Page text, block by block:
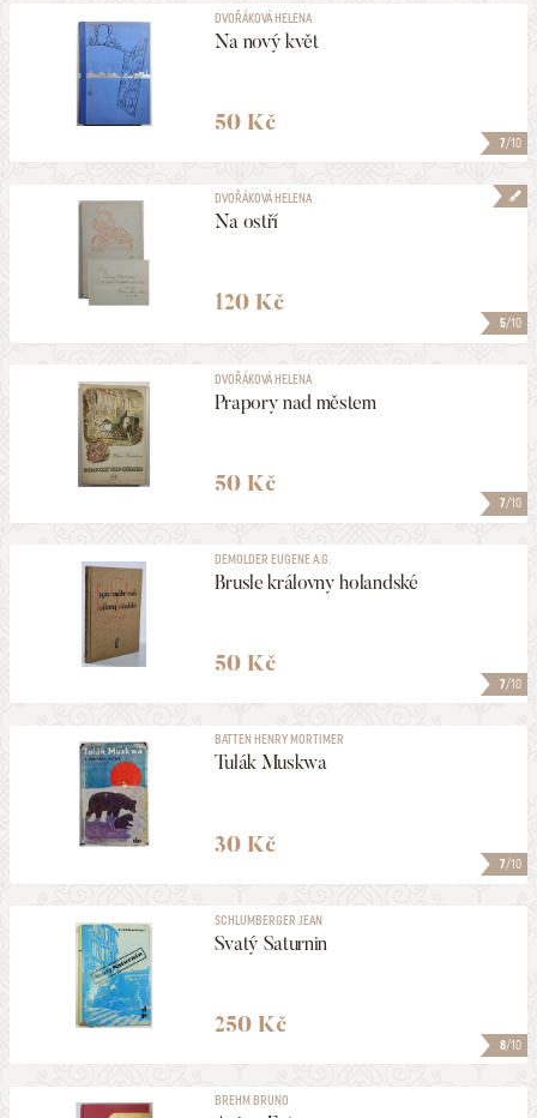
7/10
DVOŘÁKOVÁ HELENA
Na nový květ
50 Kč
5/10
DVOŘÁKOVÁ HELENA
Na ostří
120 Kč
7/10
DVOŘÁKOVÁ HELENA
Prapory nad městem
50 Kč
7/10
DEMOLDER EUGENE A.G.
Brusle královny holandské
50 Kč
7/10
BATTEN HENRY MORTIMER
Tulák Muskwa
30 Kč
8/10
SCHLUMBERGER JEAN
Svatý Saturnin
250 Kč
BREHM BRUNO